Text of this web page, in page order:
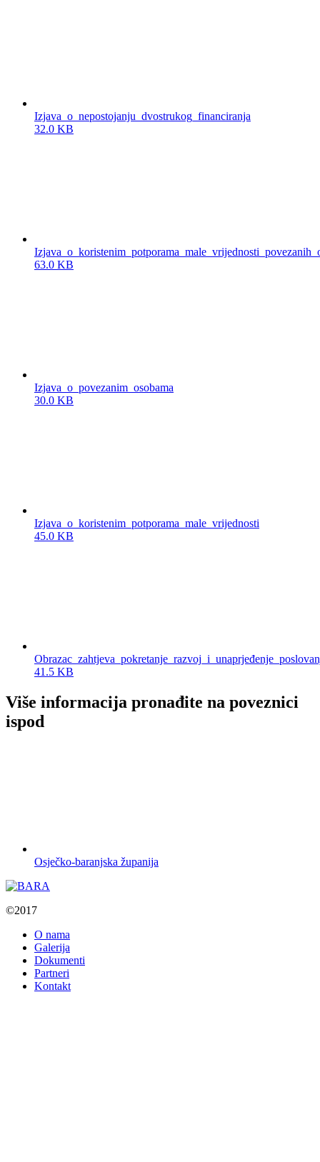
Izjava_o_nepostojanju_dvostrukog_financiranja
32.0 KB
63.0 KB
Izjava_o_povezanim_osobama
30.0 KB
Izjava_o_koristenim_potporama_male_vrijednosti
45.0 KB
41.5 KB
Više informacija pronađite na poveznici
ispod
Osječko-baranjska županija
©2017
O nama
Galerija
Dokumenti
Partneri
Kontakt